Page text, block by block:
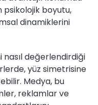
psikolojik boyutu,
dinamiklerini
nasıl değerlendirdiği
yüz simetrisine
Medya, bu
reklamlar ve